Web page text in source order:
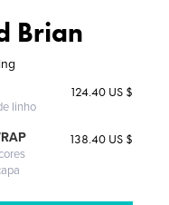
Brian
linho
124.40 US $
138.40 US $